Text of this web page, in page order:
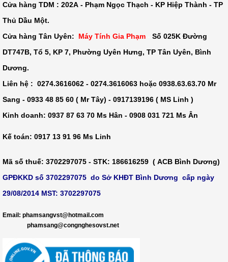
Cửa hàng TDM : 202A - Phạm Ngọc Thạch - KP Hiệp Thành - TP
Thủ Dầu Một.
Cửa hàng Tân Uyên:
Máy Tính Gia Phạm
Số 025K Đường
DT747B, Tổ 5, KP 7, Phường Uyên Hưng, TP Tân Uyên, Bình
Dương.
Liên hệ : 0274.3616062 - 0274.3616063 hoặc 0938.63.63.70 Mr
Sang - 0933 48 85 60 ( Mr Tây) - 0917139196 ( MS Linh )
Kinh doanh: 0937 87 63 70 Ms Hân - 0908 031 721 Ms Ân
Kế toán: 0917 13 91 96 Ms Linh
Mã số thuế: 3702297075 - STK: 186616259 ( ACB Bình Dương)
GPĐKKD số 3702297075 do Sở KHĐT Bình Dương cấp ngày
29/08/2014 MST: 3702297075
Email: phamsangvst@hotmail.com
phamsang@congnghesovst.net